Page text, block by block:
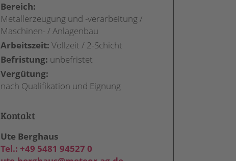
Bereich:
Metallerzeugung und -verarbeitung /
Maschinen- / Anlagenbau
Arbeitszeit:Vollzeit / 2-Schicht
Befristung: unbefristet
Vergütung:
nach Qualifikation und Eignung
Kontakt
Ute Berghaus
Tel.: +49 5481 94527 0